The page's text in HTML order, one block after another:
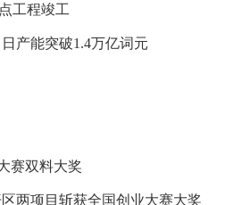
工程竣工
产能突破1.4万亿词元
赛双料大奖
两项目斩获全国创业大赛大奖